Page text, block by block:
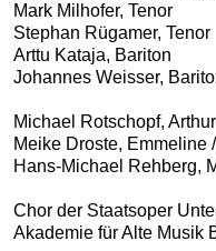
Mark Milhofer, Tenor
Stephan Rügamer, Tenor
Arttu Kataja, Bariton
Johannes Weisser,
Michael Rotschopf, Arthur
Meike Droste, Emmeline
Hans-Michael Rehberg,
Chor der Staatsoper
Akademie für Alte Musik